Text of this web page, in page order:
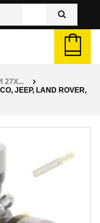
JEEP, LAND ROVER,